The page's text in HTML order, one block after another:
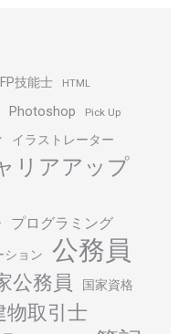
FP技能士 HTML
Photoshop Pick Up
イラストレーター
リアアップ
プログラミング
ション 公務員
公務員 国家資格
物取引士